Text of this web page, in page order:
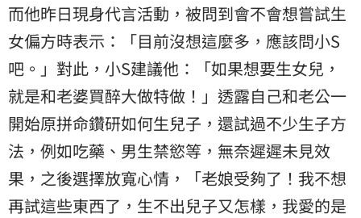
而他昨日現身代言活動，被問到會不會想嘗試生
女偏方時表示：「目前沒想這麼多，應該問小S
吧。」對此，小S建議他：「如果想要生女兒，
就是和老婆買醉大做特做！」透露自己和老公一
開始原拼命鑽研如何生兒子，還試過不少生子方
法，例如吃藥、男生禁慾等，無奈遲遲未見效
果，之後選擇放寬心情，「老娘受夠了！我不想
再試這些東西了，生不出兒子又怎樣，我愛的是